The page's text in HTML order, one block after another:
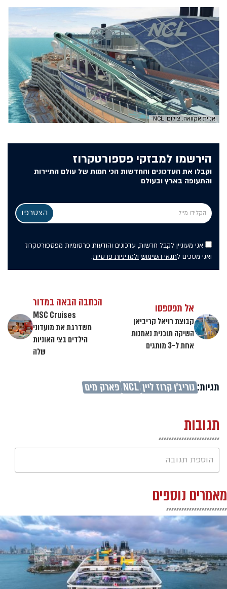
אניית אקוואה. צילום: NCL
הירשמו למבזקי פספורטקרוז
וקבלו את העדכונים והחדשות הכי חמות של עולם התיירות
והתעופה בארץ ובעולם
אני מעוניין לקבל חדשות, עדכונים והודעות פרסומיות מפספורטקרוז
ואני מסכים לתנאי השימוש ולמדיניות פרטיות.
אל תפספסו
קבוצת רויאל קריביאן
השיקה תוכנית נאמנות
אחת ל-3 מותגים
הכתבה הבאה במדור
MSC Cruises
משדרגת את מועדוני
הילדים בצי האוניות
שלה
תגיות:נוריג'ן קרוז ליין NCL פארק מים
תגובות
הוספת תגובה
מאמרים נוספים